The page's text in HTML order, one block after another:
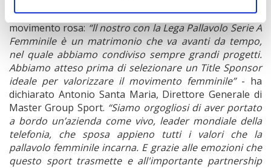
impegnata al fianco della Lega nella promozione del
movimento rosa: “ll nostro con la Lega Pallavolo Serie A
Femminile è un matrimonio che va avanti da tempo,
nel quale abbiamo condiviso sempre grandi progetti.
Abbiamo atteso prima di selezionare un Title Sponsor
ideale per valorizzare il movimento femminile” - ha
dichiarato Antonio Santa Maria, Direttore Generale di
Master Group Sport. “Siamo orgogliosi di aver portato
a bordo un’azienda come vivo, leader mondiale della
telefonia, che sposa appieno tutti i valori che la
pallavolo femminile incarna. E grazie alle emozioni che
questo sport trasmette e all'importante partnership